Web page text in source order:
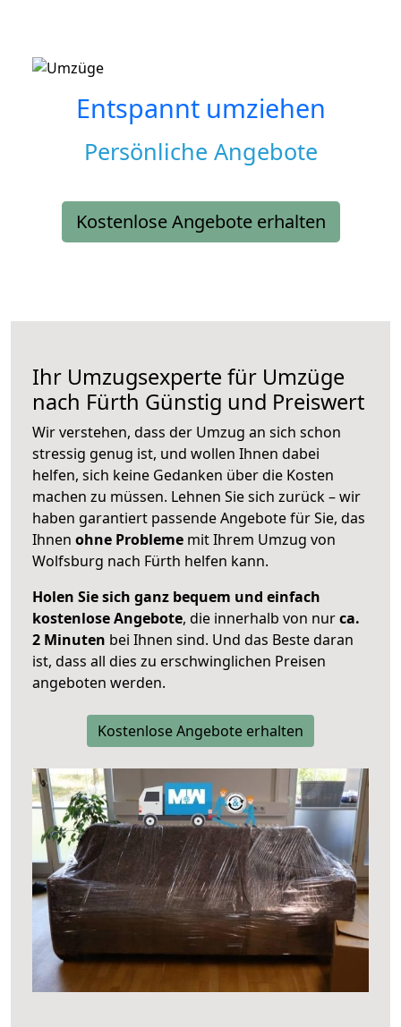
Entspannt umziehen
Persönliche Angebote
Kostenlose Angebote erhalten
Ihr Umzugsexperte für Umzüge
nach Fürth Günstig und Preiswert
Wir verstehen, dass der Umzug an sich schon
stressig genug ist, und wollen Ihnen dabei
helfen, sich keine Gedanken über die Kosten
machen zu müssen. Lehnen Sie sich zurück – wir
haben garantiert passende Angebote für Sie, das
Ihnen ohne Probleme mit Ihrem Umzug von
Wolfsburg nach Fürth helfen kann.
Holen Sie sich ganz bequem und einfach
kostenlose Angebote, die innerhalb von nurca.
2 Minuten bei Ihnen sind. Und das Beste daran
ist, dass all dies zu erschwinglichen Preisen
angeboten werden.
Kostenlose Angebote erhalten